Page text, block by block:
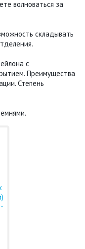
волноваться за
складывать
с
Преимущества
Степень